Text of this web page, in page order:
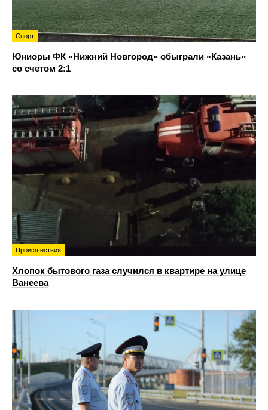
Спорт
Юниоры ФК «Нижний Новгород» обыграли «Казань»
со счетом 2:1
Происшествия
Хлопок бытового газа случился в квартире на улице
Ванеева